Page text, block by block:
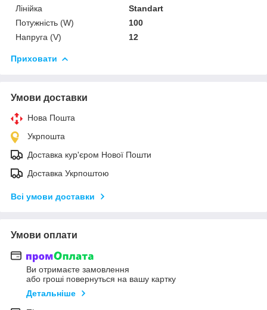
Лінійка
Standart
Потужність (W)
100
Напруга (V)
12
Приховати
Умови доставки
Нова Пошта
Укрпошта
Доставка кур'єром Нової Пошти
Доставка Укрпоштою
Всі умови доставки
Умови оплати
Ви отримаєте замовлення
або гроші повернуться на вашу картку
Детальніше